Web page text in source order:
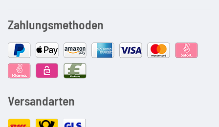
Zahlungsmethoden
Versandarten